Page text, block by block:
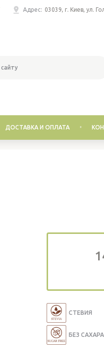
Адрес: 03039, г. Киев, ул.
ДОСТАВКА И ОПЛАТА
СТЕВИЯ
БЕЗ САХАРА